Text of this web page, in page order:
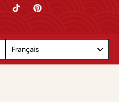
TikTok Pinterest
Français